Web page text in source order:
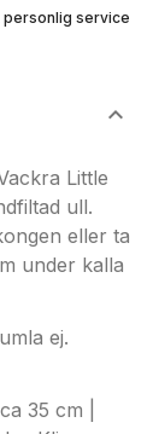
personlig service
Little
ull.
eller ta
under kalla
ej.
35 cm |